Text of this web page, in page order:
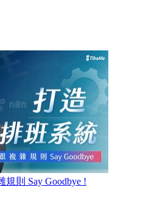
則 Say Goodbye !